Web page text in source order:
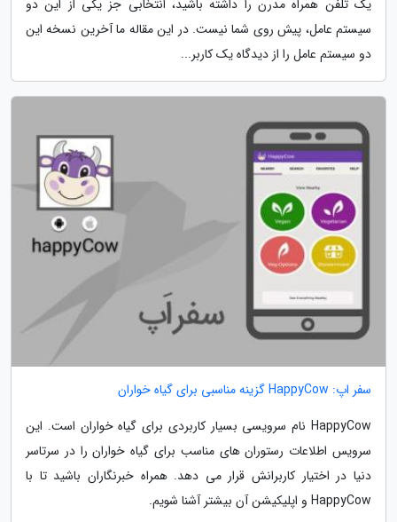
یک تلفن همراه مدرن را داشته باشید، انتخابی جز یکی از این دو
سیستم عامل، پیش روی شما نیست. در این مقاله ما آخرین نسخه این
دو سیستم عامل را از دیدگاه یک کاربر...
سفر اپ: HappyCow گزینه مناسبی برای گیاه خواران
HappyCow نام سرویسی بسیار کاربردی برای گیاه خواران است. این
سرویس اطلاعات رستوران های مناسب برای گیاه خواران را در سرتاسر
دنیا در اختیار کاربرانش قرار می دهد. همراه خبرنگاران باشید تا با
HappyCow و اپلیکیشن آن بیشتر آشنا شویم.